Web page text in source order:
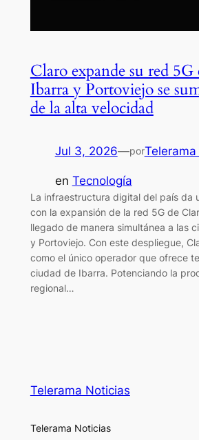
Claro expande su red 5G
Ibarra y Portoviejo se
de la alta velocidad
Jul 3, 2026—por
en Tecnología
La infraestructura digital del país da
con la expansión de la red 5G de
llegado de manera simultánea a las
y Portoviejo. Con este despliegue,
como el único operador que ofrece
ciudad de Ibarra. Potenciando la
regional…
Telerama Noticias
Telerama Noticias